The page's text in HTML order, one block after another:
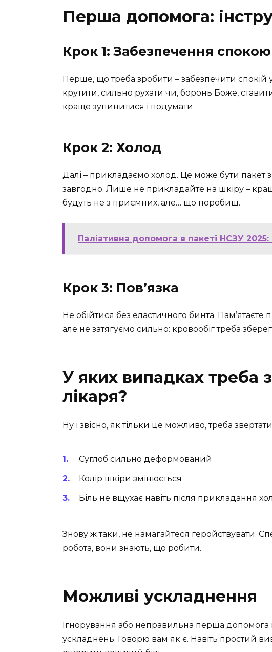
Перша допомога:
Крок 1: Забезпечення спокою
Перше, що треба зробити – забезпечити спокій
крутити, сильно рухати чи, боронь Боже,
краще зупинитися і подумати.
Крок 2: Холод
Далі – прикладаємо холод. Це може бути пакет
завгодно. Лише не прикладайте на шкіру –
будуть не з приємних, але… що поробиш.
Паліативна допомога в пакеті НСЗУ
Крок 3: Пов’язка
Не обійтися без еластичного бинта. Пам’ятаєте
але не затягуємо сильно: кровообіг треба
У яких випадках треба
лікаря?
Ну і звісно, як тільки це можливо, треба
Суглоб сильно деформований
Колір шкіри змінюється
Біль не вщухає навіть після прикладання
Знову ж таки, не намагайтеся геройствувати.
робота, вони знають, що робити.
Можливі ускладнення
Ігнорування або неправильна перша
ускладнень. Говорю вам як є. Навіть простий